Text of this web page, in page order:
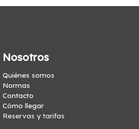
Nosotros
Quiénes somos
Normas
Contacto
Cómo llegar
Reservas y tarifas